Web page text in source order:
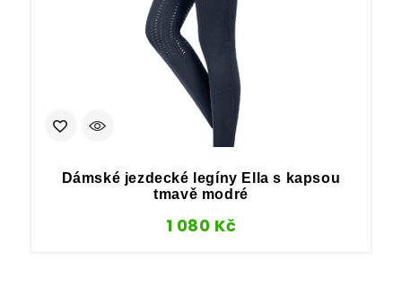
Dámské jezdecké legíny Ella s kapsou
tmavě modré
1 080 Kč